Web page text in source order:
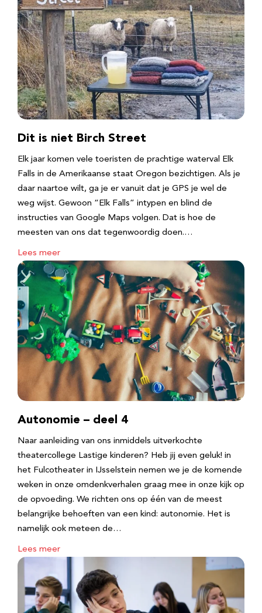
Dit is niet Birch Street
Elk jaar komen vele toeristen de prachtige waterval Elk
Falls in de Amerikaanse staat Oregon bezichtigen. Als je
daar naartoe wilt, ga je er vanuit dat je GPS je wel de
weg wijst. Gewoon “Elk Falls” intypen en blind de
instructies van Google Maps volgen. Dat is hoe de
meesten van ons dat tegenwoordig doen.…
Lees meer
Autonomie – deel 4
Naar aanleiding van ons inmiddels uitverkochte
theatercollege Lastige kinderen? Heb jij even geluk! in
het Fulcotheater in IJsselstein nemen we je de komende
weken in onze omdenkverhalen graag mee in onze kijk op
de opvoeding. We richten ons op één van de meest
belangrijke behoeften van een kind: autonomie. Het is
namelijk ook meteen de…
Lees meer